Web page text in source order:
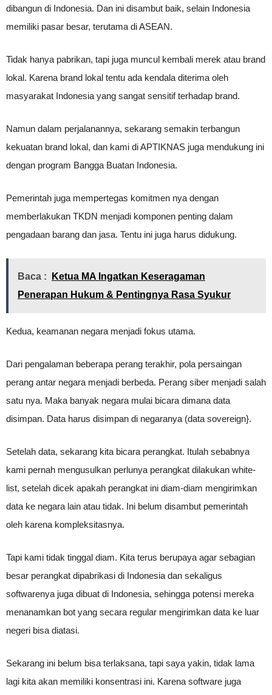
dibangun di Indonesia. Dan ini disambut baik, selain Indonesia
memiliki pasar besar, terutama di ASEAN.
Tidak hanya pabrikan, tapi juga muncul kembali merek atau brand
lokal. Karena brand lokal tentu ada kendala diterima oleh
masyarakat Indonesia yang sangat sensitif terhadap brand.
Namun dalam perjalanannya, sekarang semakin terbangun
kekuatan brand lokal, dan kami di APTIKNAS juga mendukung ini
dengan program Bangga Buatan Indonesia.
Pemerintah juga mempertegas komitmen nya dengan
memberlakukan TKDN menjadi komponen penting dalam
pengadaan barang dan jasa. Tentu ini juga harus didukung.
Baca :
Ketua MA Ingatkan Keseragaman
Penerapan Hukum & Pentingnya Rasa Syukur
Kedua, keamanan negara menjadi fokus utama.
Dari pengalaman beberapa perang terakhir, pola persaingan
perang antar negara menjadi berbeda. Perang siber menjadi salah
satu nya. Maka banyak negara mulai bicara dimana data
disimpan. Data harus disimpan di negaranya (data sovereign}.
Setelah data, sekarang kita bicara perangkat. Itulah sebabnya
kami pernah mengusulkan perlunya perangkat dilakukan white-
list, setelah dicek apakah perangkat ini diam-diam mengirimkan
data ke negara lain atau tidak. Ini belum disambut pemerintah
oleh karena kompleksitasnya.
Tapi kami tidak tinggal diam. Kita terus berupaya agar sebagian
besar perangkat dipabrikasi di Indonesia dan sekaligus
softwarenya juga dibuat di Indonesia, sehingga potensi mereka
menanamkan bot yang secara regular mengirimkan data ke luar
negeri bisa diatasi.
Sekarang ini belum bisa terlaksana, tapi saya yakin, tidak lama
lagi kita akan memiliki konsentrasi ini. Karena software juga